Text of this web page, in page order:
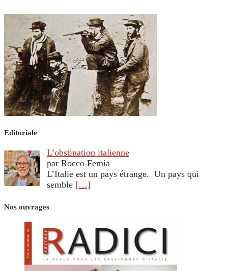
Editoriale
L’obstination italienne
par Rocco Femia
L’Italie est un pays étrange. Un pays qui
semble […]
Nos ouvrages